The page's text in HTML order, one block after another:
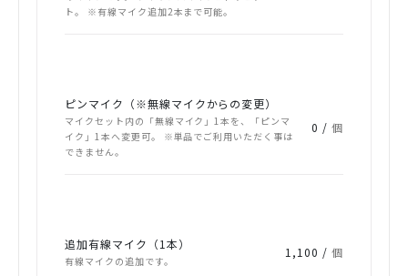
ト。 ※有線マイク追加2本まで可能。
ピンマイク（※無線マイクからの変更）
マイクセット内の「無線マイク」1本を、「ピンマ
イク」1本へ変更可。 ※単品でご利用いただく事は
できません。
0 /個
追加有線マイク（1本）
有線マイクの追加です。
1,100 /個